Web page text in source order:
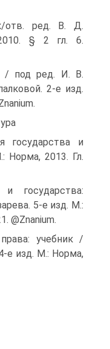
отв. ред. В. Д.
§ 2 гл. 6.
/ под ред. И. В.
2-е изд.
государства и
Норма, 2013. Гл.
государства:
5-е изд. М.:
@Znanium.
учебник /
е изд. М.: Норма,